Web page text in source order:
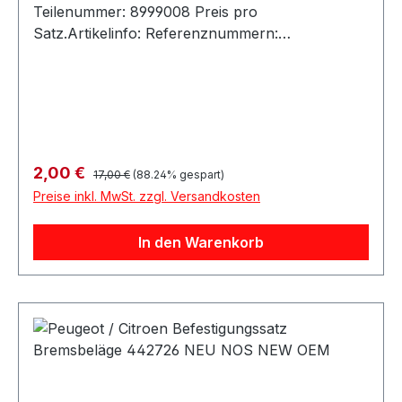
Verkaufspreis:
2,00 € Regulärer Preis:
17,00 € (88.24% gespart)
Preise inkl. MwSt. zzgl. Versandkosten
In den Warenkorb